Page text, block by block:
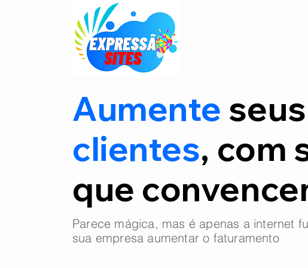
Aumente seus
clientes, com
que
Parece mágica, mas é apenas a internet
sua empresa aumentar o faturamento